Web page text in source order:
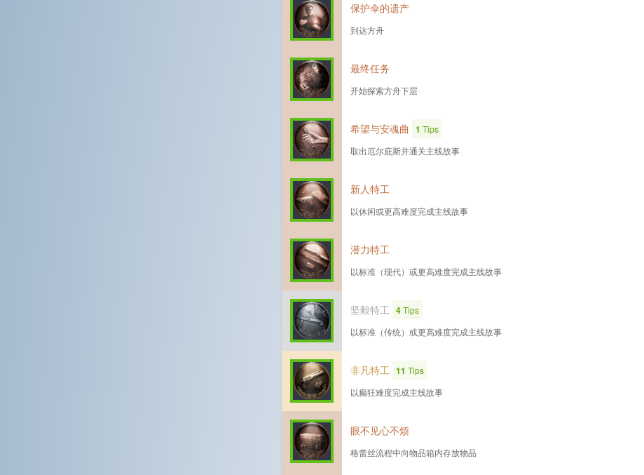
保护伞的遗产
到达方舟
最终任务
开始探索方舟下层
希望与安魂曲 1 Tips
取出厄尔庇斯并通关主线故事
新人特工
以休闲或更高难度完成主线故事
潜力特工
以标准（现代）或更高难度完成主线故事
坚毅特工 4Tips
以标准（传统）或更高难度完成主线故事
非凡特工 11 Tips
以癫狂难度完成主线故事
眼不见心不烦
格蕾丝流程中向物品箱内存放物品